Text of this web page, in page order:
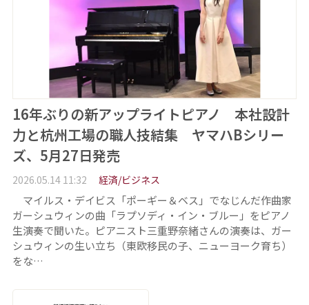
16年ぶりの新アップライトピアノ 本社設計
力と杭州工場の職人技結集 ヤマハBシリー
ズ、5月27日発売
2026.05.14 11:32 経済/ビジネス
マイルス・デイビス「ポーギー＆ベス」でなじんだ作曲家
ガーシュウィンの曲「ラプソディ・イン・ブルー」をピアノ
生演奏で聞いた。ピアニスト三重野奈緒さんの演奏は、ガー
シュウィンの生い立ち（東欧移民の子、ニューヨーク育ち）
をな…